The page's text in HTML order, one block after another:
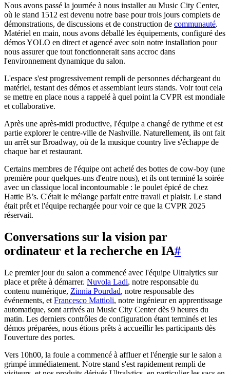
Nous avons passé la journée à nous installer au Music City Center,
où le stand 1512 est devenu notre base pour trois jours complets de
démonstrations, de discussions et de construction de communauté.
Matériel en main, nous avons déballé les équipements, configuré des
démos YOLO en direct et agencé avec soin notre installation pour
nous assurer que tout fonctionnerait sans accroc dans
l'environnement dynamique du salon.
L'espace s'est progressivement rempli de personnes déchargeant du
matériel, testant des démos et assemblant leurs stands. Voir tout cela
se mettre en place nous a rappelé à quel point la CVPR est mondiale
et collaborative.
Après une après-midi productive, l'équipe a changé de rythme et est
partie explorer le centre-ville de Nashville. Naturellement, ils ont fait
un arrêt sur Broadway, où de la musique country live s'échappe de
chaque bar et restaurant.
Certains membres de l'équipe ont acheté des bottes de cow-boy (une
première pour quelques-uns d'entre nous), et ils ont terminé la soirée
avec un classique local incontournable : le poulet épicé de chez
Hattie B’s. C'était le mélange parfait entre travail et plaisir. Le stand
était prêt et l'équipe rechargée pour voir ce que la CVPR 2025
réservait.
Conversations sur la vision par
ordinateur et la recherche en IA#
Le premier jour du salon a commencé avec l'équipe Ultralytics sur
place et prête à démarrer. Nuvola Ladi, notre responsable du
contenu numérique, Zinnia Pourdad, notre responsable des
événements, et Francesco Mattioli, notre ingénieur en apprentissage
automatique, sont arrivés au Music City Center dès 9 heures du
matin. Les derniers contrôles de configuration étant terminés et les
démos préparées, nous étions prêts à accueillir les participants dès
l'ouverture des portes.
Vers 10h00, la foule a commencé à affluer et l'énergie sur le salon a
grimpé immédiatement. Notre stand s'est rapidement rempli de